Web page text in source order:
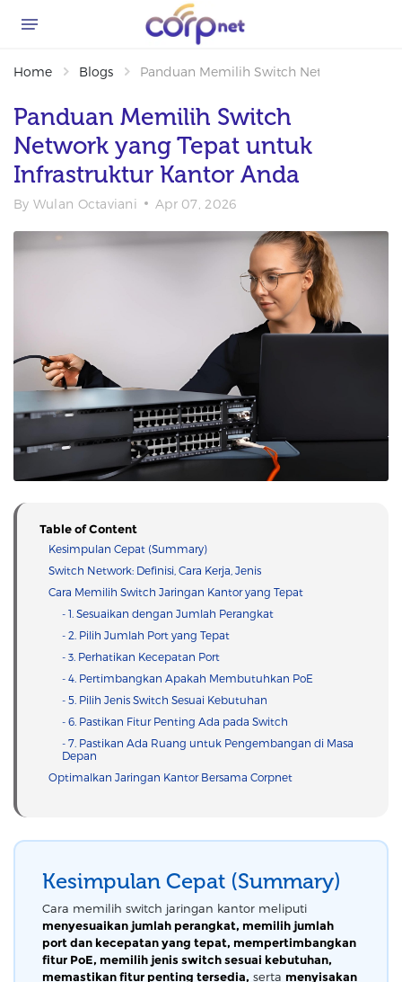
Home Blogs Panduan Memilih Switch Network yang
Panduan Memilih Switch
Network yang Tepat untuk
Infrastruktur Kantor Anda
By Wulan Octaviani Apr 07, 2026
Table of Content
Kesimpulan Cepat (Summary)
Switch Network: Definisi, Cara Kerja, Jenis
Cara Memilih Switch Jaringan Kantor yang Tepat
- 1. Sesuaikan dengan Jumlah Perangkat
- 2. Pilih Jumlah Port yang Tepat
- 3. Perhatikan Kecepatan Port
- 4. Pertimbangkan Apakah Membutuhkan PoE
- 5. Pilih Jenis Switch Sesuai Kebutuhan
- 6. Pastikan Fitur Penting Ada pada Switch
- 7. Pastikan Ada Ruang untuk Pengembangan di Masa
Depan
Optimalkan Jaringan Kantor Bersama Corpnet
Kesimpulan Cepat (Summary)
Cara memilih switch jaringan kantor meliputi
menyesuaikan jumlah perangkat, memilih jumlah
port dan kecepatan yang tepat, mempertimbangkan
fitur PoE, memilih jenis switch sesuai kebutuhan,
memastikan fitur penting tersedia, serta menyisakan